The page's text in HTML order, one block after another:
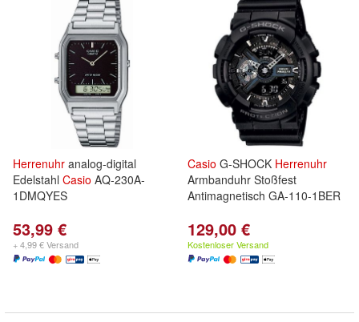
Herrenuhr analog-digital
Edelstahl Casio AQ-230A-
1DMQYES
53,99 €
+ 4,99 € Versand
Casio G-SHOCK Herrenuhr
Armbanduhr Stoßfest
Antimagnetisch GA-110-1BER
129,00 €
Kostenloser Versand